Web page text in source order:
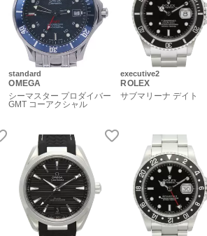
standard
OMEGA
シーマスター プロダイバー
GMT コーアクシャル
executive2
ROLEX
サブマリーナ デイト